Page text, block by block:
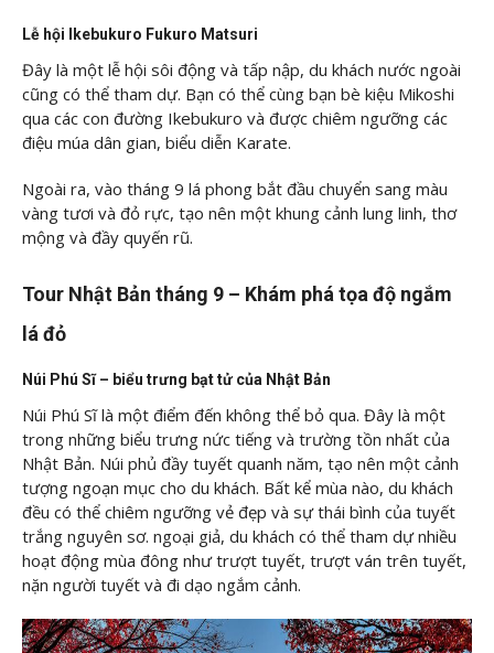
Lễ hội Ikebukuro Fukuro Matsuri
Đây là một lễ hội sôi động và tấp nập, du khách nước ngoài
cũng có thể tham dự. Bạn có thể cùng bạn bè kiệu Mikoshi
qua các con đường Ikebukuro và được chiêm ngưỡng các
điệu múa dân gian, biểu diễn Karate.
Ngoài ra, vào tháng 9 lá phong bắt đầu chuyển sang màu
vàng tươi và đỏ rực, tạo nên một khung cảnh lung linh, thơ
mộng và đầy quyến rũ.
Tour Nhật Bản tháng 9 – Khám phá tọa độ ngắm
lá đỏ
Núi Phú Sĩ – biểu trưng bạt tử của Nhật Bản
Núi Phú Sĩ là một điểm đến không thể bỏ qua. Đây là một
trong những biểu trưng nức tiếng và trường tồn nhất của
Nhật Bản. Núi phủ đầy tuyết quanh năm, tạo nên một cảnh
tượng ngoạn mục cho du khách. Bất kể mùa nào, du khách
đều có thể chiêm ngưỡng vẻ đẹp và sự thái bình của tuyết
trắng nguyên sơ. ngoại giả, du khách có thể tham dự nhiều
hoạt động mùa đông như trượt tuyết, trượt ván trên tuyết,
nặn người tuyết và đi dạo ngắm cảnh.